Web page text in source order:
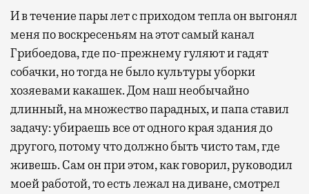
И в течение пары лет с приходом тепла он выгонял
меня по воскресеньям на этот самый канал
Грибоедова, где по-прежнему гуляют и гадят
собачки, но тогда не было культуры уборки
хозяевами какашек. Дом наш необычайно
длинный, на множество парадных, и папа ставил
задачу: убираешь все от одного края здания до
другого, потому что должно быть чисто там, где
живешь. Сам он при этом, как говорил, руководил
моей работой, то есть лежал на диване, смотрел